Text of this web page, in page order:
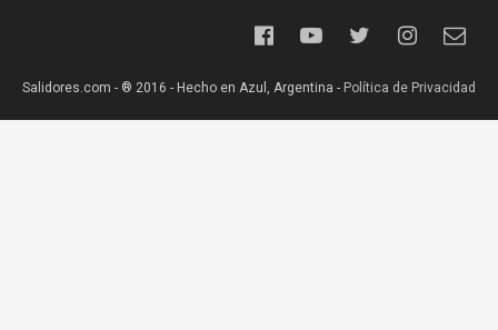
Salidores.com - ® 2016 - Hecho en Azul, Argentina - Política de Privacidad